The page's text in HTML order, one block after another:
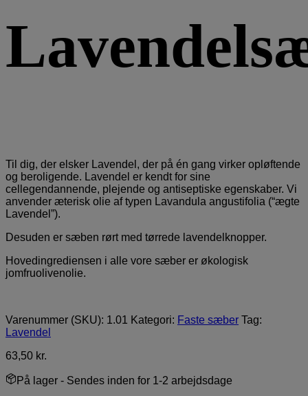
Til dig, der elsker Lavendel, der på én gang virker opløftende
og beroligende. Lavendel er kendt for sine
cellegendannende, plejende og antiseptiske egenskaber. Vi
anvender æterisk olie af typen Lavandula angustifolia (“ægte
Lavendel”).
Desuden er sæben rørt med tørrede lavendelknopper.
Hovedingrediensen i alle vore sæber er økologisk
jomfruolivenolie.
Varenummer (SKU): 1.01 Kategori: Faste sæber Tag:
Lavendel
63,50 kr.
På lager - Sendes inden for 1-2 arbejdsdage